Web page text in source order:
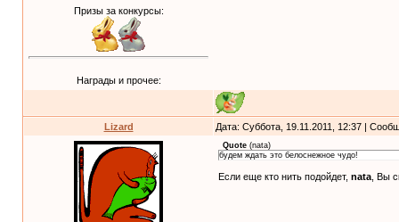
Призы за конкурсы:
Награды и прочее:
Lizard Дата: Суббота, 19.11.2011, 12:37 |
Quote (nata)
будем ждать это белоснежное чудо!
Если еще кто нить подойдет, nata , Вы